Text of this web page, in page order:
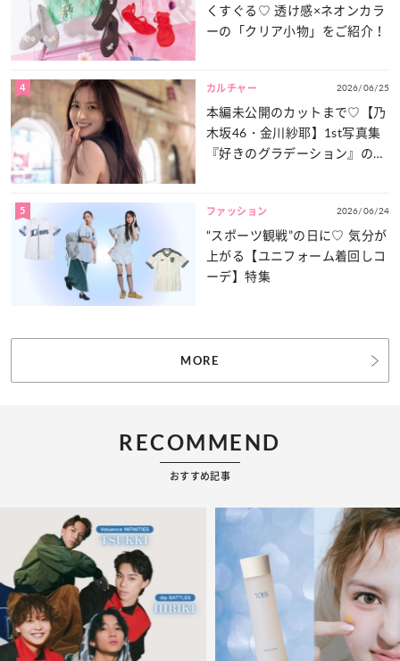
くすぐる♡ 透け感×ネオンカラ
ーの「クリア小物」をご紹介！
4 カルチャー 2026/06/25
本編未公開のカットまで♡【乃
木坂46・金川紗耶】1st写真集
『好きのグラデーション』の魅
5 ファッション 2026/06/24
“スポーツ観戦”の日に♡ 気分が
上がる【ユニフォーム着回しコ
ーデ】特集
MORE
RECOMMEND
おすすめ記事